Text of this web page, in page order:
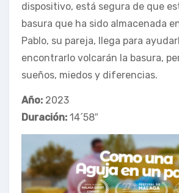
dispositivo, está segura de que
basura que ha sido almacenada
Pablo, su pareja, llega para
encontrarlo volcarán la basura,
sueños, miedos y diferencias.
Año: 2023
Duración: 14´58″